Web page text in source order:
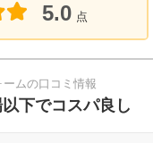
5.0 点
ームの口コミ情報
下でコスパ良し